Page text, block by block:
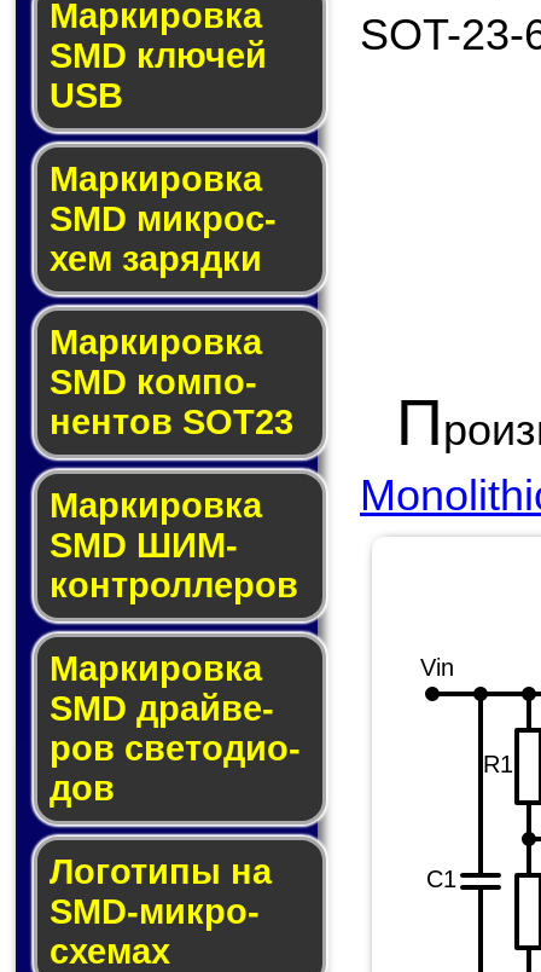
Маркировка
SMD клю­чей
USB
Маркировка
SMD мик­рос­
хем за­ряд­ки
Маркировка
SMD ком­по­
нен­тов SOT23
Маркировка
SMD ШИМ-
кон­трол­ле­ров
Маркировка
SMD драй­ве­
ров све­то­ди­о­
дов
Логотипы на
SMD-мик­ро­
схе­мах
SOT-23-
П
C1
Vin
R1